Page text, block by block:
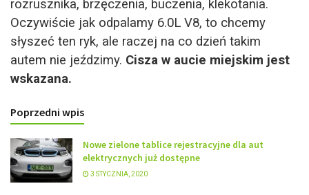
rozrusznika, brzęczenia, buczenia, klekotania.
Oczywiście jak odpalamy 6.0L V8, to chcemy
słyszeć ten ryk, ale raczej na co dzień takim
autem nie jeździmy. Cisza w aucie miejskim jest
wskazana.
Poprzedni wpis
Nowe zielone tablice rejestracyjne dla aut
elektrycznych już dostępne
3 STYCZNIA, 2020